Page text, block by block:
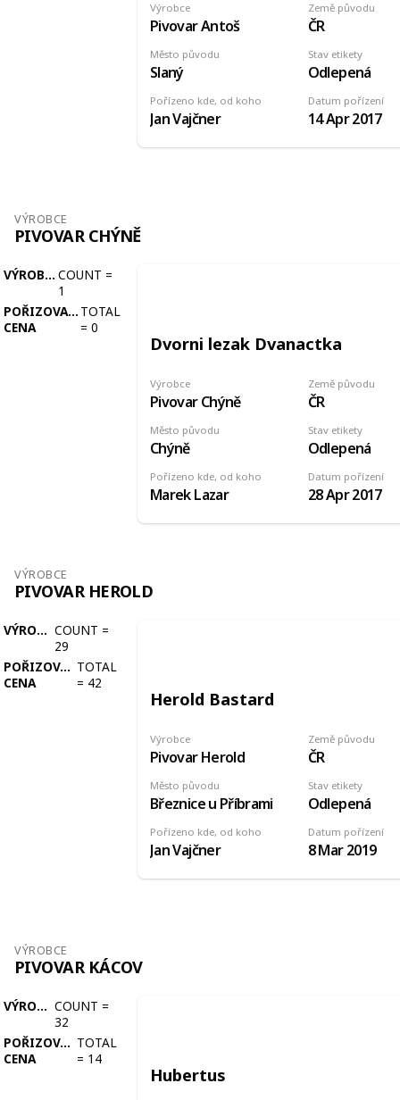
Výrobce
Pivovar Antoš
Země původu
ČR
Pořízeno kde, od koho
Jan Vajčner
Stav etikety
Odlepená
Datum pořízení
14 Apr 2017
Město původu
Slaný
VÝROBCE
PIVOVAR CHÝNĚ
VÝROBCE COUNT =
1
POŘIZOVACÍ
CENA
TOTAL
= 0
Dvorni lezak Dvanactka
Výrobce
Pivovar Chýně
Země původu
ČR
Pořízeno kde, od koho
Marek Lazar
Stav etikety
Odlepená
Datum pořízení
28 Apr 2017
Město původu
Chýně
VÝROBCE
PIVOVAR HEROLD
VÝROBCE COUNT =
29
POŘIZOVACÍ
CENA
TOTAL
= 42
Herold Bastard
Výrobce
Pivovar Herold
Země původu
ČR
Pořízeno kde, od koho
Jan Vajčner
Stav etikety
Odlepená
Datum pořízení
8 Mar 2019
Město původu
Březnice u Příbrami
VÝROBCE
PIVOVAR KÁCOV
VÝROBCE COUNT =
32
POŘIZOVACÍ
CENA
TOTAL
= 14
Hubertus